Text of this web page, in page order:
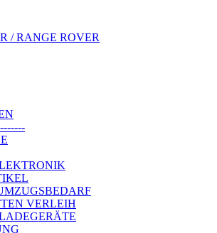
/ RANGE ROVER
VERLEIH